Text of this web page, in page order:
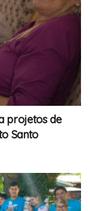
projetos de
Santo